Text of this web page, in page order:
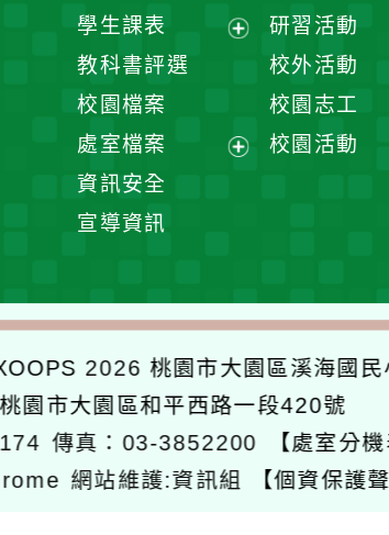
學生課表
單
教科書評選
校園檔案
處室檔案
資訊安全
宣導資訊
研習活動
校外活動
校園志工
校園活動
2026桃園市大園區溪海國民
園市大園區和平西路一段420號
傳真：03-3852200
【處室分機
網站維護:資訊組 【個資保護